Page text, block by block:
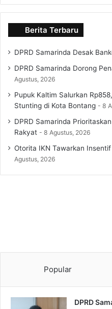
Berita Terbaru
DPRD Samarinda Desak
DPRD Samarinda Dorong
Agustus, 2026
Pupuk Kaltim Salurkan
Stunting di Kota Bontang
8
DPRD Samarinda
Rakyat
8 Agustus, 2026
Otorita IKN Tawarkan
Agustus, 2026
Popular
DPRD